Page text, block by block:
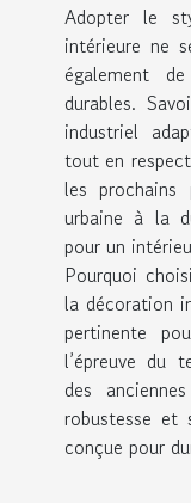
Adopter le
intérieure ne
également
durables.
industriel
tout en
les prochains
urbaine à la
pour un
Pourquoi
la décoration
pertinente
l’épreuve du
des
robustesse et
conçue pour